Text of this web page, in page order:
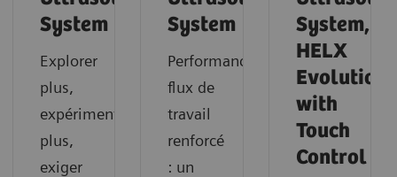
System
Explorer
plus,
expérimenter
plus,
exiger
System
Performances,
flux de
travail
renforcé
: un
System,
HELX
Evolution
with
Touch
Control